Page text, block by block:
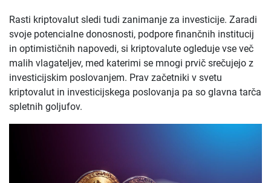
Rasti kriptovalut sledi tudi zanimanje za investicije. Zaradi
svoje potencialne donosnosti, podpore finančnih institucij
in optimističnih napovedi, si kriptovalute ogleduje vse več
malih vlagateljev, med katerimi se mnogi prvič srečujejo z
investicijskim poslovanjem. Prav začetniki v svetu
kriptovalut in investicijskega poslovanja pa so glavna tarča
spletnih goljufov.